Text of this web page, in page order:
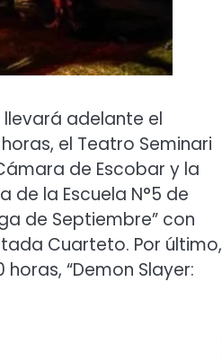
llevará adelante el
el Teatro Seminari
de Escobar y la
la Escuela N°5 de
de Septiembre” con
Cuarteto. Por último,
“Demon Slayer: